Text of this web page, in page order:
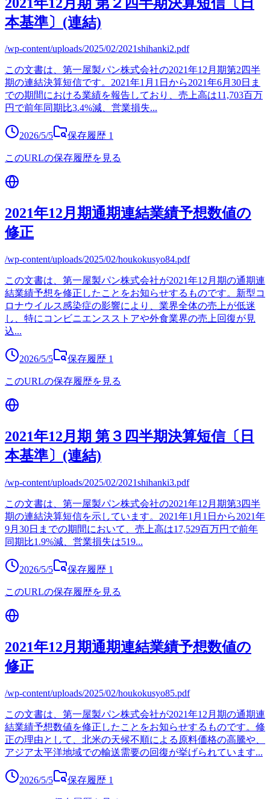
本基準〕(連結)
/wp-content/uploads/2025/02/2021shihanki2.pdf
この文書は、第一屋製パン株式会社の2021年12月期第2四半
期の連結決算短信です。2021年1月1日から2021年6月30日ま
での期間における業績を報告しており、売上高は11,703百万
円で前年同期比3.4%減、営業損失...
2026/5/5 保存履歴 1
このURLの保存履歴を見る
2021年12月期通期連結業績予想数値の
修正
/wp-content/uploads/2025/02/houkokusyo84.pdf
この文書は、第一屋製パン株式会社が2021年12月期の通期連
結業績予想を修正したことをお知らせするものです。新型コ
ロナウイルス感染症の影響により、業界全体の売上が低迷
し、特にコンビニエンスストアや外食業界の売上回復が見
込...
2026/5/5 保存履歴 1
このURLの保存履歴を見る
2021年12月期 第３四半期決算短信〔日
本基準〕(連結)
/wp-content/uploads/2025/02/2021shihanki3.pdf
この文書は、第一屋製パン株式会社の2021年12月期第3四半
期の連結決算短信を示しています。2021年1月1日から2021年
9月30日までの期間において、売上高は17,529百万円で前年
同期比1.9%減、営業損失は519...
2026/5/5 保存履歴 1
このURLの保存履歴を見る
2021年12月期通期連結業績予想数値の
修正
/wp-content/uploads/2025/02/houkokusyo85.pdf
この文書は、第一屋製パン株式会社が2021年12月期の通期連
結業績予想数値を修正したことをお知らせするものです。修
正の理由として、北米の天候不順による原料価格の高騰や、
アジア太平洋地域での輸送需要の回復が挙げられています...
2026/5/5 保存履歴 1